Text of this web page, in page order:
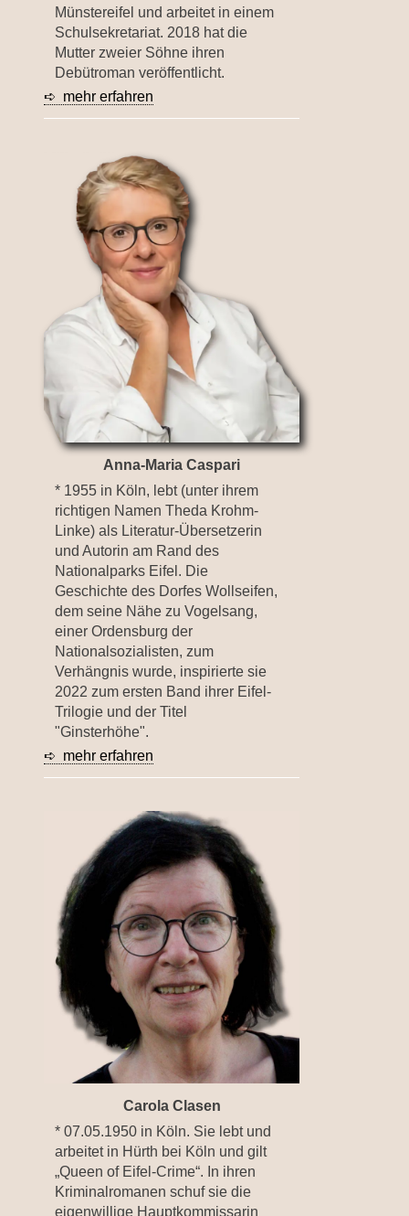
Münstereifel und arbeitet in einem
Schulsekretariat. 2018 hat die
Mutter zweier Söhne ihren
Debütroman veröffentlicht.
➪ mehr erfahren
Anna-Maria Caspari
* 1955 in Köln, lebt (unter ihrem
richtigen Namen Theda Krohm-
Linke) als Literatur-Übersetzerin
und Autorin am Rand des
Nationalparks Eifel. Die
Geschichte des Dorfes Wollseifen,
dem seine Nähe zu Vogelsang,
einer Ordensburg der
Nationalsozialisten, zum
Verhängnis wurde, inspirierte sie
2022 zum ersten Band ihrer Eifel-
Trilogie und der Titel
"Ginsterhöhe".
➪ mehr erfahren
Carola Clasen
* 07.05.1950 in Köln. Sie lebt und
arbeitet in Hürth bei Köln und gilt
„Queen of Eifel-Crime“. In ihren
Kriminalromanen schuf sie die
eigenwillige Hauptkommissarin